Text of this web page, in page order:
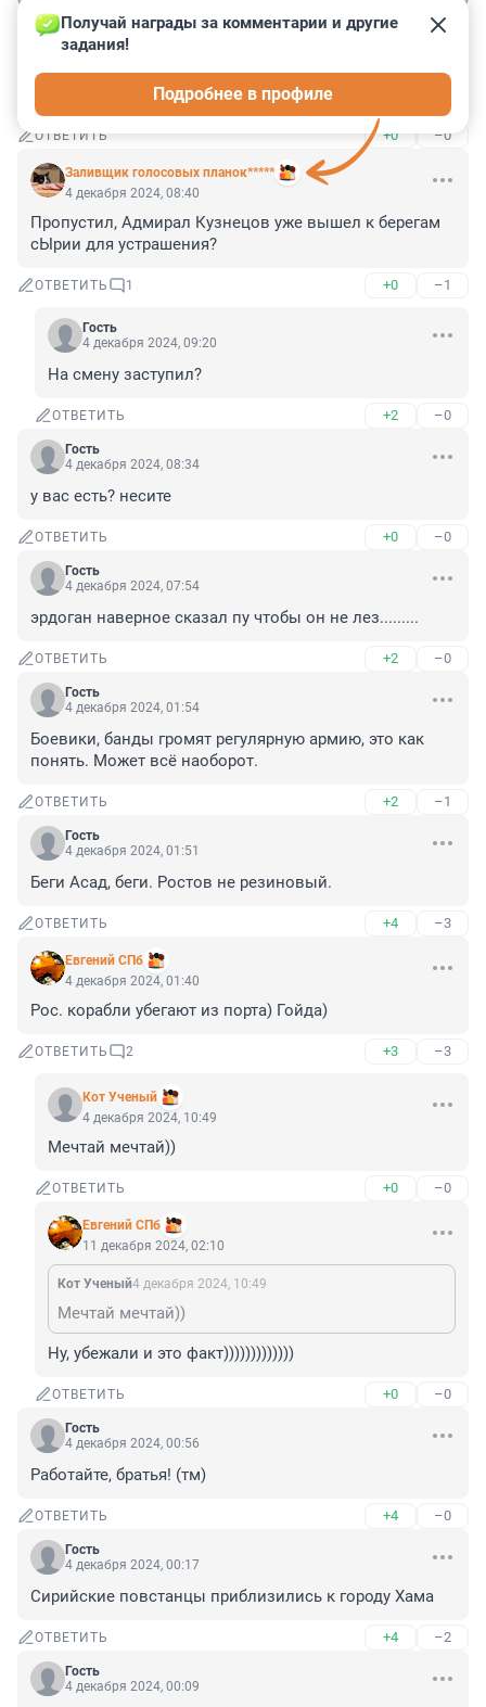
Гость
Скоро у Золотого Батона сосед новый появится
ОТВЕТИТЬ +0 –0
Заливщик голосовых планок*****
Получай награды за комментарии и другие
задания!
Подробнее в профиле
4 декабря 2024, 08:40
Пропустил, Адмирал Кузнецов уже вышел к берегам
сЫрии для устрашения?
ОТВЕТИТЬ 1 +0 –1
Гость
4 декабря 2024, 09:20
На смену заступил?
ОТВЕТИТЬ +2 –0
Гость
4 декабря 2024, 08:34
у вас есть? несите
ОТВЕТИТЬ +0 –0
Гость
4 декабря 2024, 07:54
эрдоган наверное сказал пу чтобы он не лез.........
ОТВЕТИТЬ +2 –0
Гость
4 декабря 2024, 01:54
Боевики, банды громят регулярную армию, это как
понять. Может всё наоборот.
ОТВЕТИТЬ +2 –1
Гость
4 декабря 2024, 01:51
Беги Асад, беги. Ростов не резиновый.
ОТВЕТИТЬ +4 –3
Евгений СПб
4 декабря 2024, 01:40
Рос. корабли убегают из порта) Гойда)
ОТВЕТИТЬ 2 +3 –3
Кот Ученый
4 декабря 2024, 10:49
Мечтай мечтай))
ОТВЕТИТЬ +0 –0
Евгений СПб
11 декабря 2024, 02:10
Кот Ученый4 декабря 2024, 10:49
Мечтай мечтай))
Ну, убежали и это факт)))))))))))))
ОТВЕТИТЬ +0 –0
Гость
4 декабря 2024, 00:56
Работайте, братья! (тм)
ОТВЕТИТЬ +4 –0
Гость
4 декабря 2024, 00:17
Сирийские повстанцы приблизились к городу Хама
ОТВЕТИТЬ +4 –2
Гость
4 декабря 2024, 00:09